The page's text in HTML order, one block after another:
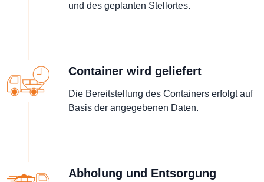
und des geplanten Stellortes.
Container wird geliefert
Die Bereitstellung des Containers erfolgt auf
Basis der angegebenen Daten.
Abholung und Entsorgung